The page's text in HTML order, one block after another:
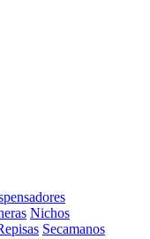
Nichos
Secamanos